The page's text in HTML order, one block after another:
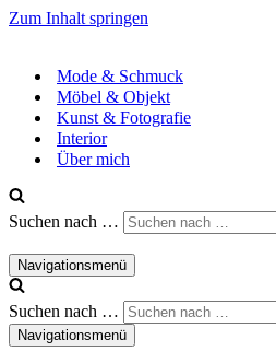
Zum Inhalt springen
Mode & Schmuck
Möbel & Objekt
Kunst & Fotografie
Interior
Über mich
Suchen nach …
Navigationsmenü
Suchen nach …
Navigationsmenü